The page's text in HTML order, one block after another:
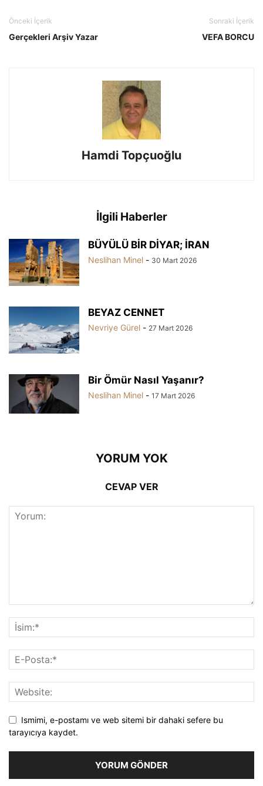
Önceki İçerik
Gerçekleri Arşiv Yazar
Sonraki İçerik
VEFA BORCU
Hamdi Topçuoğlu
İlgili Haberler
BÜYÜLÜ BİR DİYAR; İRAN
Neslihan Minel - 30 Mart 2026
BEYAZ CENNET
Nevriye Gürel - 27 Mart 2026
Bir Ömür Nasıl Yaşanır?
Neslihan Minel - 17 Mart 2026
YORUM YOK
CEVAP VER
Ismimi, e-postamı ve web sitemi bir dahaki sefere bu
tarayıcıya kaydet.